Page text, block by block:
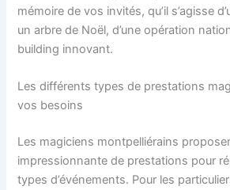
mémoire de vos invités, qu’il s’agisse
un arbre de Noël, d’une opération
building innovant.
Les différents types de prestations
vos besoins
Les magiciens montpelliérains
impressionnante de prestations pour
types d’événements. Pour les